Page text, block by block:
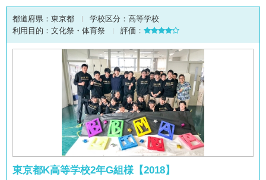
都道府県： 東京都 学校区分： 高等学校
利用目的： 文化祭・体育祭 評価：
東京都K高等学校2年G組様【2018】